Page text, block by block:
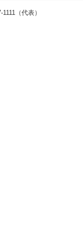
岡市
（代表）